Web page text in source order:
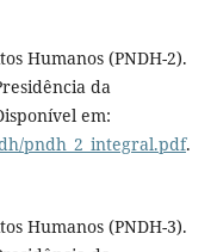
Humanos (PNDH-2).
da
em:
pndh_2_integral.pdf.
Humanos (PNDH-3).